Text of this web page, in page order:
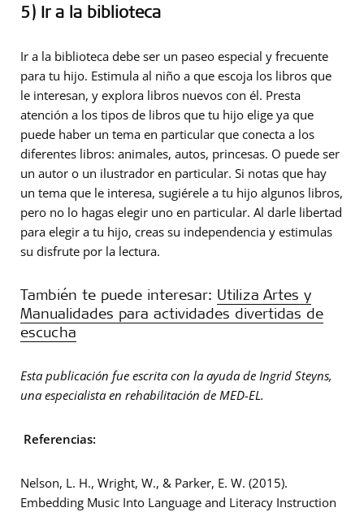
5) Ir a la biblioteca
Ir a la biblioteca debe ser un paseo especial y frecuente
para tu hijo. Estimula al niño a que escoja los libros que
le interesan, y explora libros nuevos con él. Presta
atención a los tipos de libros que tu hijo elige ya que
puede haber un tema en particular que conecta a los
diferentes libros: animales, autos, princesas. O puede ser
un autor o un ilustrador en particular. Si notas que hay
un tema que le interesa, sugiérele a tu hijo algunos libros,
pero no lo hagas elegir uno en particular. Al darle libertad
para elegir a tu hijo, creas su independencia y estimulas
su disfrute por la lectura.
También te puede interesar: Utiliza Artes y
Manualidades para actividades divertidas de
escucha
Esta publicación fue escrita con la ayuda de Ingrid Steyns,
una especialista en rehabilitación de MED-EL.
Referencias:
Nelson, L. H., Wright, W., & Parker, E. W. (2015).
Embedding Music Into Language and Literacy Instruction